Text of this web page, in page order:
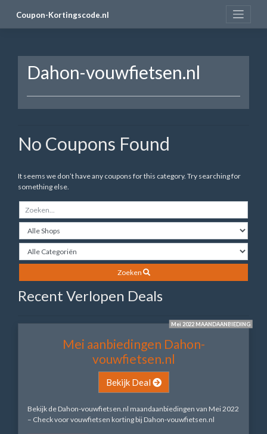
Coupon-Kortingscode.nl
Dahon-vouwfietsen.nl
No Coupons Found
It seems we don’t have any coupons for this category. Try searching for
something else.
Zoeken
Recent Verlopen Deals
Mei 2022 MAANDAANBIEDING
Mei aanbiedingen Dahon-
vouwfietsen.nl
Bekijk Deal
Bekijk de Dahon-vouwfietsen.nl maandaanbiedingen van Mei 2022
– Check voor vouwfietsen korting bij Dahon-vouwfietsen.nl